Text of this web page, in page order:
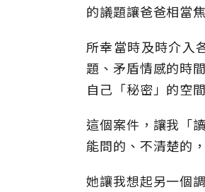
的議題讓爸爸相當
所幸當時及時介入
題、矛盾情感的時
自己「秘密」的空
這個案件，讓我「
能問的、不清楚的
她讓我想起另一個